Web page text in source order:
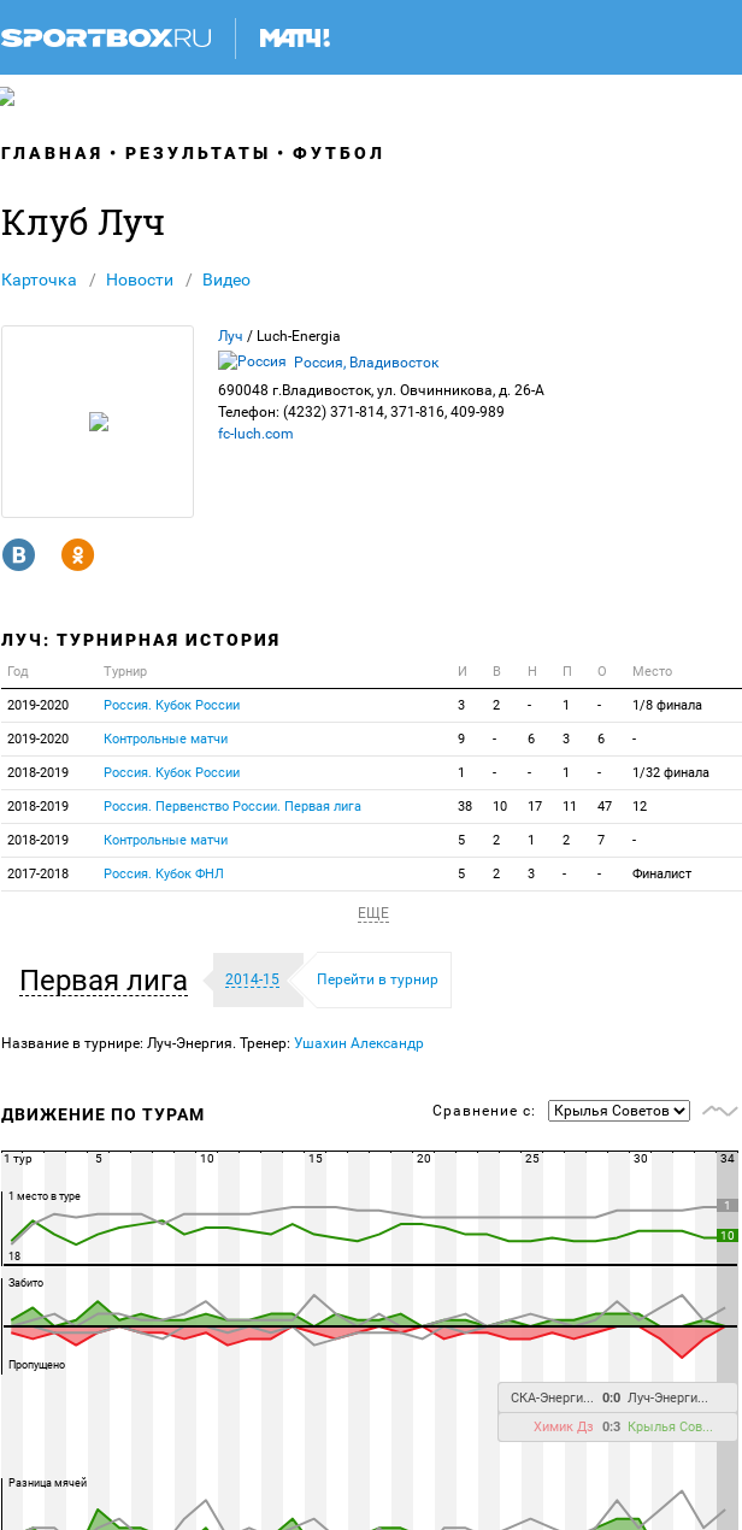
ГЛАВНАЯ РЕЗУЛЬТАТЫ ФУТБОЛ
Клуб Луч
Карточка Новости Видео
Луч / Luch-Energia
Россия, Владивосток
690048 г.Владивосток, ул. Овчинникова, д. 26-А
Телефон: (4232) 371-814, 371-816, 409-989
fc-luch.com
R Y
ЛУЧ: ТУРНИРНАЯ ИСТОРИЯ
Год Турнир И В Н П О Место
2019-2020 Россия. Кубок России 3 2 - 1 - 1/8 финала
2019-2020 Контрольные матчи 9 - 6 3 6 -
2018-2019 Россия. Кубок России 1 - - 1 - 1/32 финала
2018-2019 Россия. Первенство России. Первая лига 38 10 17 11 47 12
2018-2019 Контрольные матчи 5 2 1 2 7 -
2017-2018 Россия. Кубок ФНЛ 5 2 3 - - Финалист
ЕЩЕ
Первая лига 2014-15 Перейти в турнир
Название в турнире: Луч-Энергия. Тренер: Ушахин Александр
ДВИЖЕНИЕ ПО ТУРАМ Сравнение с:
1
10
1 место в туре
18
Забито
Пропущено
СКА-Энерги... 0:0 Луч-Энерги...
Химик Дз
0:3 Крылья Сов...
Разница мячей
1 тур 5 10 15 20 25 30 34